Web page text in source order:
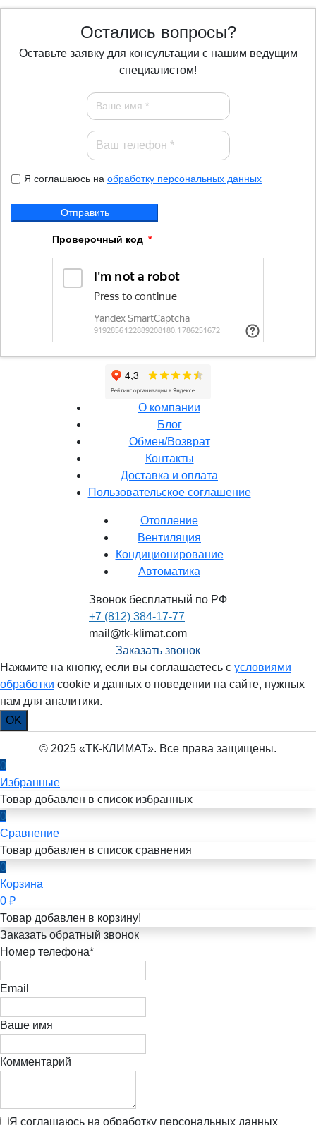
Остались вопросы?
Оставьте заявку для консультации с нашим ведущим
специалистом!
Я соглашаюсь на обработку персональных данных
Отправить
Проверочный код
О компании
Блог
Обмен/Возврат
Контакты
Доставка и оплата
Пользовательское соглашение
Отопление
Вентиляция
Кондиционирование
Автоматика
Звонок бесплатный по РФ
+7 (812) 384-17-77
mail@tk-klimat.com
Заказать звонок
Нажмите на кнопку, если вы соглашаетесь с условиями
обработки cookie и данных о поведении на сайте, нужных
нам для аналитики.
OK
© 2025 «ТК-КЛИМАТ». Все права защищены.
0
Избранные
Товар добавлен в список избранных
0
Сравнение
Товар добавлен в список сравнения
0
Корзина
0 ₽
Товар добавлен в корзину!
Заказать обратный звонок
Номер телефона*
Email
Ваше имя
Комментарий
Я соглашаюсь на обработку персональных данных